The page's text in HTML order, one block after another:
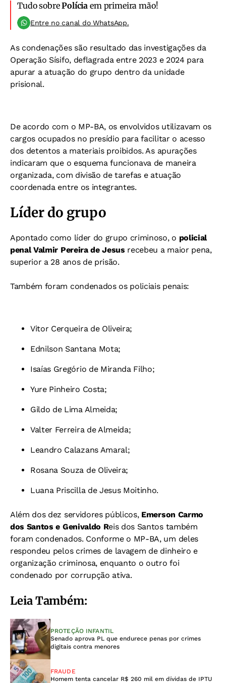
Tudo sobrePolícia em primeira mão!
Entre no canal do WhatsApp.
As condenações são resultado das investigações da
Operação Sísifo, deflagrada entre 2023 e 2024 para
apurar a atuação do grupo dentro da unidade
prisional.
De acordo com o MP-BA, os envolvidos utilizavam os
cargos ocupados no presídio para facilitar o acesso
dos detentos a materiais proibidos. As apurações
indicaram que o esquema funcionava de maneira
organizada, com divisão de tarefas e atuação
coordenada entre os integrantes.
Líder do grupo
Apontado como líder do grupo criminoso, o policial
penal Valmir Pereira de Jesus recebeu a maior pena,
superior a 28 anos de prisão.
Também foram condenados os policiais penais:
Vitor Cerqueira de Oliveira;
Ednilson Santana Mota;
Isaías Gregório de Miranda Filho;
Yure Pinheiro Costa;
Gildo de Lima Almeida;
Valter Ferreira de Almeida;
Leandro Calazans Amaral;
Rosana Souza de Oliveira;
Luana Priscilla de Jesus Moitinho.
Além dos dez servidores públicos, Emerson Carmo
dos Santos e Genivaldo Reis dos Santos também
foram condenados. Conforme o MP-BA, um deles
respondeu pelos crimes de lavagem de dinheiro e
organização criminosa, enquanto o outro foi
condenado por corrupção ativa.
Leia Também:
PROTEÇÃO INFANTIL
Senado aprova PL que endurece penas por crimes
digitais contra menores
FRAUDE
Homem tenta cancelar R$ 260 mil em dívidas de IPTU